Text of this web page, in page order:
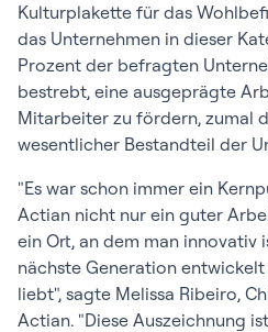
Kulturplakette für das
das Unternehmen in dieser
Prozent der befragten
bestrebt, eine ausgeprägte
Mitarbeiter zu fördern, zumal
wesentlicher Bestandteil der
"Es war schon immer ein
Actian nicht nur ein guter
ein Ort, an dem man innovativ
nächste Generation
liebt", sagte Melissa Ribeiro,
Actian. "Diese Auszeichnung